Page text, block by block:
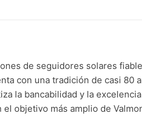
de seguidores solares
con una tradición de casi 80
la bancabilidad y la
objetivo más amplio de